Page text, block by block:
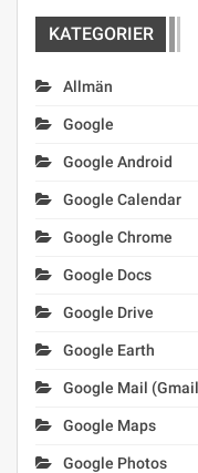
KATEGORIER
Allmän
Google
Google Android
Google Calendar
Google Chrome
Google Docs
Google Drive
Google Earth
Google Mail (Gmail
Google Maps
Google Photos